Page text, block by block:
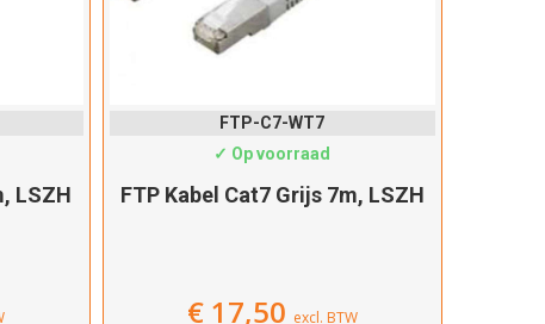
LSZH
FTP-C7-WT7
✓ Op voorraad
FTP Kabel Cat7 Grijs 7m, LSZH
€17,50 excl. BTW